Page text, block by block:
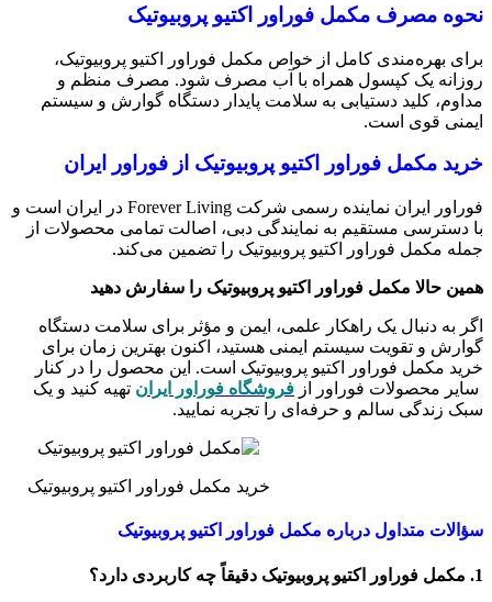
نحوه مصرف مکمل فوراور اکتیو پروبیوتیک
برای بهره‌مندی کامل از خواص مکمل فوراور اکتیو پروبیوتیک،
روزانه یک کپسول همراه با آب مصرف شود. مصرف منظم و
مداوم، کلید دستیابی به سلامت پایدار دستگاه گوارش و سیستم
ایمنی قوی است.
خرید مکمل فوراور اکتیو پروبیوتیک از فوراور ایران
فوراور ایران نماینده رسمی شرکت Forever Living در ایران است و
با دسترسی مستقیم به نمایندگی دبی، اصالت تمامی محصولات از
جمله مکمل فوراور اکتیو پروبیوتیک را تضمین می‌کند.
همین حالا مکمل فوراور اکتیو پروبیوتیک را سفارش دهید
اگر به دنبال یک راهکار علمی، ایمن و مؤثر برای سلامت دستگاه
گوارش و تقویت سیستم ایمنی هستید، اکنون بهترین زمان برای
خرید مکمل فوراور اکتیو پروبیوتیک است. این محصول را در کنار
سایر محصولات فوراور از فروشگاه فوراور ایران تهیه کنید و یک
سبک زندگی سالم و حرفه‌ای را تجربه نمایید.
خرید مکمل فوراور اکتیو پروبیوتیک
سؤالات متداول درباره مکمل فوراور اکتیو پروبیوتیک
1. مکمل فوراور اکتیو پروبیوتیک دقیقاً چه کاربردی دارد؟